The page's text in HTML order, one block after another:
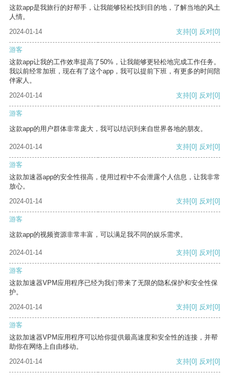
这款app是我旅行的好帮手，让我能够轻松找到目的地，了解当地的风土
人情。
2024-01-14
支持[0] 反对[0]
游客
这款app让我的工作效率提高了50%，让我能够更轻松地完成工作任务。
我以前经常加班，现在有了这个app，我可以提前下班，有更多的时间陪
伴家人。
2024-01-14
支持[0] 反对[0]
游客
这款app的用户群体非常庞大，我可以结识到来自世界各地的朋友。
2024-01-14 支持[0] 反对[0]
游客
这款加速器app的安全性很高，使用过程中不会泄露个人信息，让我非常
放心。
2024-01-14
支持[0] 反对[0]
游客
这款app的视频资源非常丰富，可以满足我不同的娱乐需求。
2024-01-14 支持[0] 反对[0]
游客
这款加速器VPM应用程序已经为我们带来了无限的隐私保护和安全性保
护。
2024-01-14
支持[0] 反对[0]
游客
这款加速器VPM应用程序可以给你提供最高速度和安全性的连接，并帮
助你在网络上自由移动。
2024-01-14
支持[0] 反对[0]